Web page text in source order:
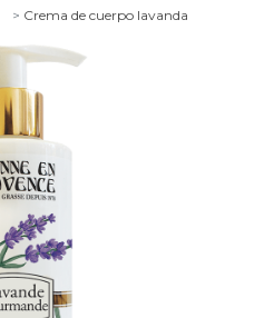
Crema de cuerpo lavanda